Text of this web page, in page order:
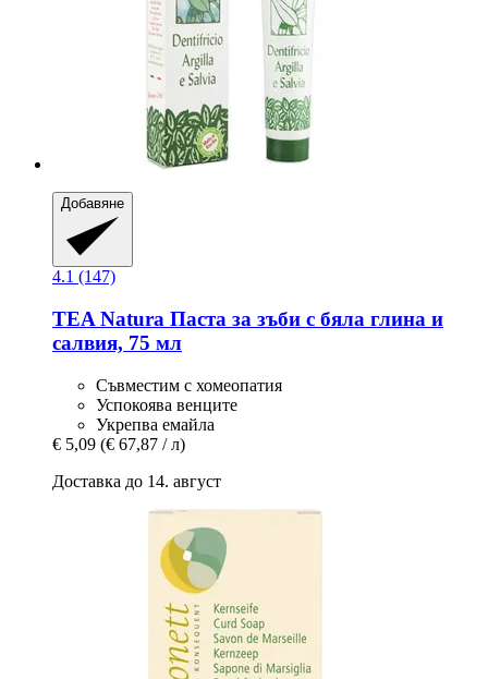
Добавяне
4.1 (147)
TEA Natura Паста за зъби с бяла глина и
салвия, 75 мл
Съвместим с хомеопатия
Успокоява венците
Укрепва емайла
€ 5,09 (€ 67,87 / л)
Доставка до 14. август